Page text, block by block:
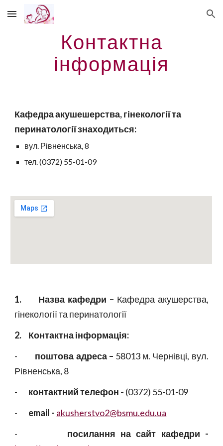
Skip to main content Skip to navigation
Контактна
інформація
Кафедра акушешерства, гінекології та
перинатології знаходиться:
вул. Рівненська, 8
тел. (0372) 55-01-09
1. Назва кафедри – Кафедра акушерства,
гінекології та перинатології
2.
Контактна інформація:
-
поштова адреса – 58013 м. Чернівці, вул.
Рівненська, 8
-
контактний телефон - (0372) 55-01-09
-
email - akusherstvo2@bsmu.edu.ua
-
посилання на сайт кафедри -